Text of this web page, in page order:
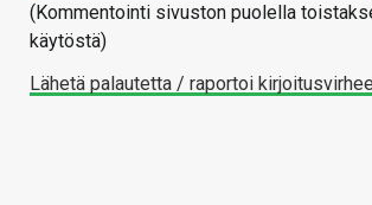
(Kommentointi sivuston puolella
käytöstä)
Lähetä palautetta / raportoi